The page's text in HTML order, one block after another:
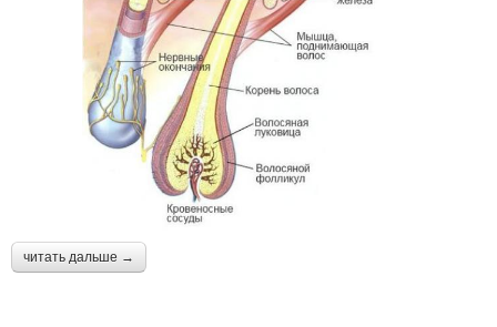
читать дальше →